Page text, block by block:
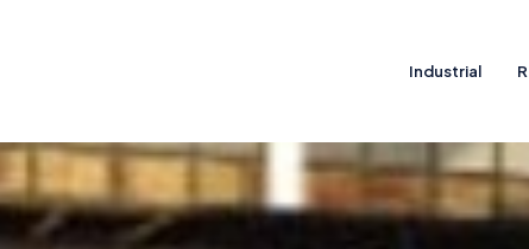
Industrial